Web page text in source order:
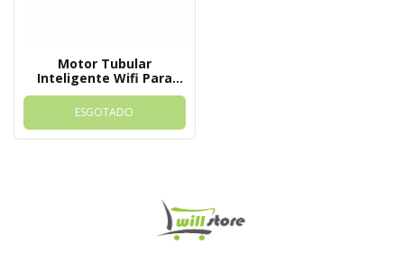
Motor Tubular
Inteligente Wifi Para
Persiana Rolô Tuya
ESGOTADO